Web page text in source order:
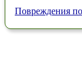
Повреждения